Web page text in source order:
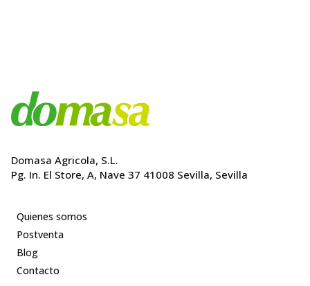
Domasa Agricola, S.L.
Pg. In. El Store, A, Nave 37 41008 Sevilla, Sevilla
Quienes somos
Postventa
Blog
Contacto